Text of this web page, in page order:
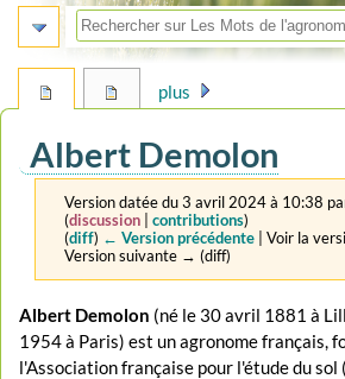
Albert Demolon
Version datée du 3 avril 2024 à 10:38
(discussion |contributions)
(diff) ← Version précédente | Voir la
Version suivante → (diff)
Aller
à
la
Aller
à
la
Albert Demolon (né le 30 avril 1881 à
1954 à Paris) est un agronome français,
l'Association française pour l'étude du sol
plus